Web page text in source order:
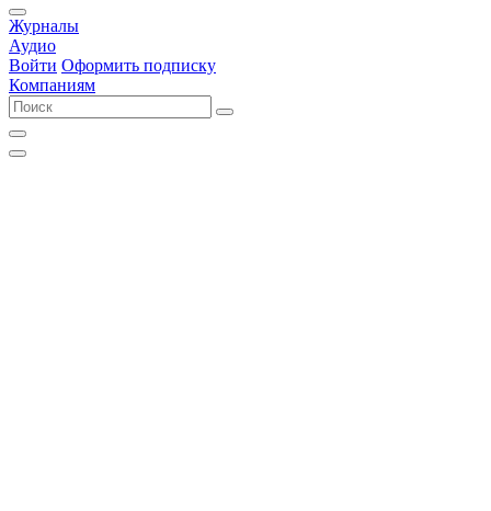
Журналы
Аудио
Войти Оформить подписку
Компаниям